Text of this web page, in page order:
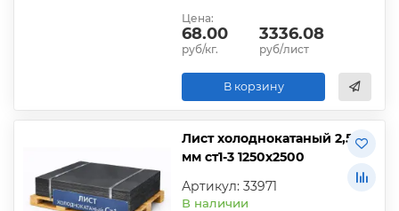
Цена:
68.00
руб/кг.
3336.08
руб/лист
В корзину
Лист холоднокатаный 2,5
мм ст1-3 1250х2500
Артикул: 33971
В наличии